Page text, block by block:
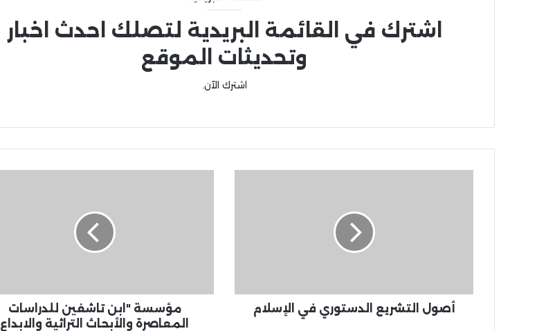
اشترك في القائمة البريدية لتصلك احدث اخبار
وتحديثات الموقع
اشترك الآن.
أصول التشريع الدستوري في الإسلام
مؤسسة "ابن تاشفين للدراسات
المعاصرة والأبحاث التراثية والابداع